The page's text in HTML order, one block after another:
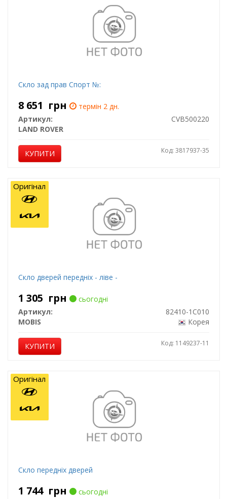
Скло зад прав Спорт №:
8 651 грн
термін 2 дн.
Артикул:
CVB500220
LAND ROVER
КУПИТИ Код: 3817937-35
Скло дверей передніх - ліве -
1 305 грн
сьогодні
Артикул:
82410-1C010
MOBIS
Корея
КУПИТИ Код: 1149237-11
Оригінал
Скло передніх дверей
1 744 грн
сьогодні
Оригінал